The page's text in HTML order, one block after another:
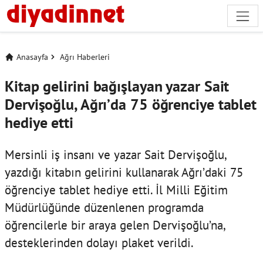
Anasayfa Ağrı Haberleri
Kitap gelirini bağışlayan yazar Sait
Dervişoğlu, Ağrı’da 75 öğrenciye tablet
hediye etti
Mersinli iş insanı ve yazar Sait Dervişoğlu,
yazdığı kitabın gelirini kullanarak Ağrı’daki 75
öğrenciye tablet hediye etti. İl Milli Eğitim
Müdürlüğünde düzenlenen programda
öğrencilerle bir araya gelen Dervişoğlu’na,
desteklerinden dolayı plaket verildi.